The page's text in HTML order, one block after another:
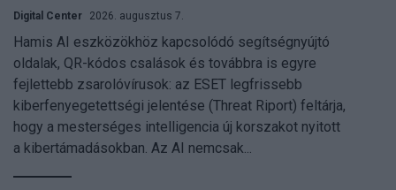
Digital Center 2026. augusztus 7.
Hamis AI eszközökhöz kapcsolódó segítségnyújtó
oldalak, QR-kódos csalások és továbbra is egyre
fejlettebb zsarolóvírusok: az ESET legfrissebb
kiberfenyegetettségi jelentése (Threat Riport) feltárja,
hogy a mesterséges intelligencia új korszakot nyitott
a kibertámadásokban. Az AI nemcsak...